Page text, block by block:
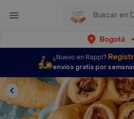
Bogotá
¿Nuevo en Rappi?
envíos gratis por